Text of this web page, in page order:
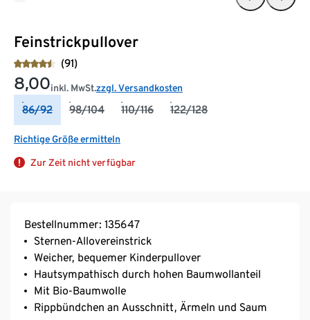
Feinstrickpullover
(91)
8,00inkl. MwSt.zzgl. Versandkosten
86/92 98/104 110/116 122/128
Richtige Größe ermitteln
Zur Zeit nicht verfügbar
Bestellnummer: 135647
Sternen-Allovereinstrick
Weicher, bequemer Kinderpullover
Hautsympathisch durch hohen Baumwollanteil
Mit Bio-Baumwolle
Rippbündchen an Ausschnitt, Ärmeln und Saum